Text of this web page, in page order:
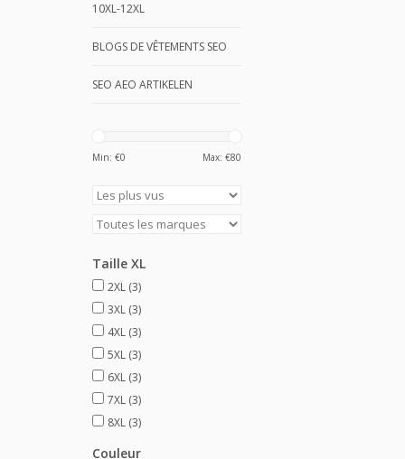
10XL-12XL
BLOGS DE VÊTEMENTS SEO
SEO AEO ARTIKELEN
Min: €0 Max: €80
Taille XL
2XL (3)
3XL (3)
4XL (3)
5XL (3)
6XL (3)
7XL (3)
8XL (3)
Couleur